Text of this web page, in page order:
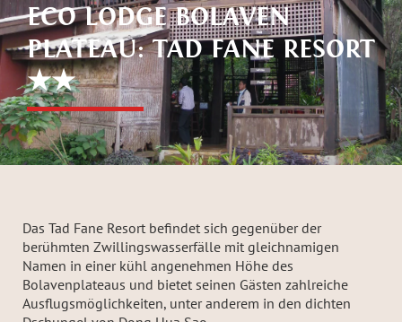
ECO LODGE BOLAVEN
PLATEAU: TAD FANE RESORT
★★
Das Tad Fane Resort befindet sich gegenüber der
berühmten Zwillingswasserfälle mit gleichnamigen
Namen in einer kühl angenehmen Höhe des
Bolavenplateaus und bietet seinen Gästen zahlreiche
Ausflugsmöglichkeiten, unter anderem in den dichten